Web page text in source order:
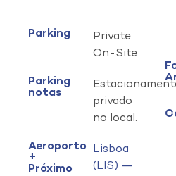
Parking
Private
On-Site
Parking
notas
privado
no local.
Aeroporto
+
Próximo
Lisboa
(LIS) —